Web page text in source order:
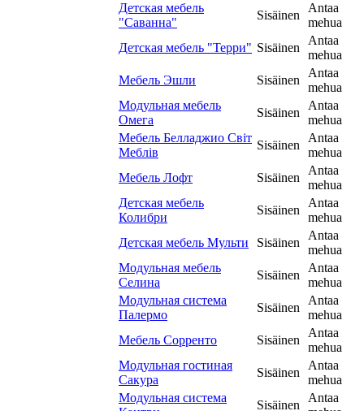
Детская мебель
"Саванна"
Sisäinen
Antaa
mehua
Детская мебель "Терри" Sisäinen
Antaa
mehua
Мебель Эшли
Sisäinen
Antaa
mehua
Модульная мебель
Омега
Sisäinen
Antaa
mehua
Мебель Белладжио Світ
Меблів
Sisäinen
Antaa
mehua
Мебель Лофт
Sisäinen
Antaa
mehua
Детская мебель
Колибри
Sisäinen
Antaa
mehua
Детская мебель Мульти
Sisäinen
Antaa
mehua
Модульная мебель
Селина
Sisäinen
Antaa
mehua
Модульная система
Палермо
Sisäinen
Antaa
mehua
Мебель Сорренто
Sisäinen
Antaa
mehua
Модульная гостиная
Сакура
Sisäinen
Antaa
mehua
Модульная система
Sisäinen
Antaa